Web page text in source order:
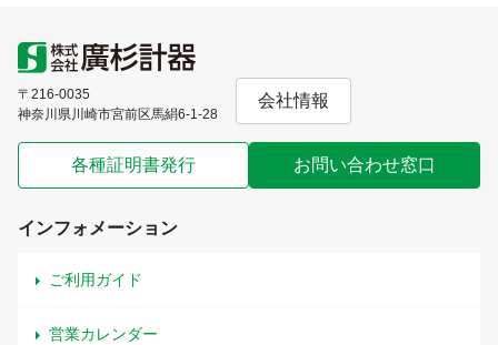
〒216-0035
神奈川県川崎市宮前区馬絹6-1-28
会社情報
各種証明書発行 お問い合わせ窓口
インフォメーション
ご利用ガイド
営業カレンダー